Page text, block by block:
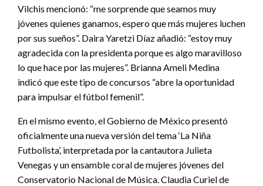
Vilchis mencionó: “me sorprende que seamos muy
jóvenes quienes ganamos, espero que más mujeres luchen
por sus sueños”. Daira Yaretzi Díaz añadió: “estoy muy
agradecida con la presidenta porque es algo maravilloso
lo que hace por las mujeres”. Brianna Ameli Medina
indicó que este tipo de concursos “abre la oportunidad
para impulsar el fútbol femenil”.
En el mismo evento, el Gobierno de México presentó
oficialmente una nueva versión del tema ‘La Niña
Futbolista’, interpretada por la cantautora Julieta
Venegas y un ensamble coral de mujeres jóvenes del
Conservatorio Nacional de Música. Claudia Curiel de